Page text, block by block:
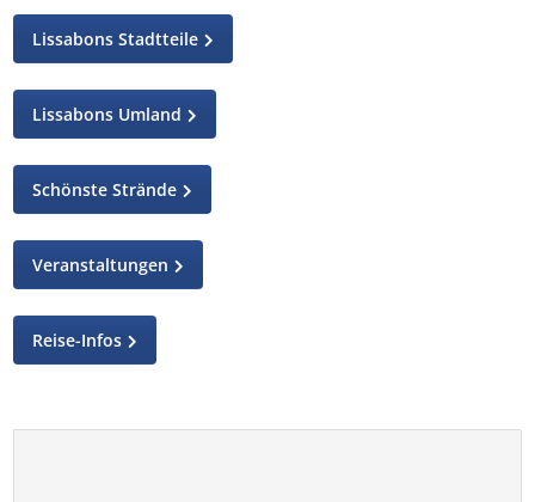
Lissabons Stadtteile
Lissabons Umland
Schönste Strände
Veranstaltungen
Reise-Infos